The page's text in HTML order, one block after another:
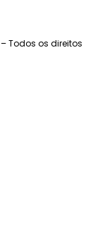
Todos os direitos